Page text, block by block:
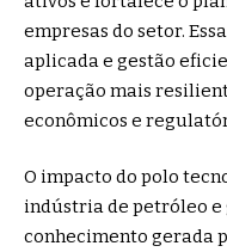
empresas do setor.
aplicada e gestão
operação mais
econômicos e
O impacto do polo
indústria de petróleo e
conhecimento gerada